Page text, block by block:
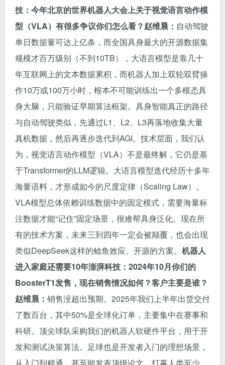
技：今年北京的世界机器人大会上关于视觉语言动作模
型（VLA）有很多争议你们怎么看？赵维晨： 自动驾驶
单日数据量可达上亿条，而全国具身最大的开源数据集
规模才百万级别（不到10TB），大语言模型是靠几十
年互联网上的文本数据累积，而机器人加上双轮双臂操
作10万或100万小时，根本不可能训练出一个多模态具
身大脑，只能验证早期算法框架。具身智能真正的路径
与自动驾驶类似，先通过L1、L2、L3再落地收集大量
真机数据，然后再逐步迭代到AGI。技术层面，我们认
为，视觉语言动作模型（VLA）不是最终解，它仍是基
于Transformer的LLM逻辑。大语言模型迭代经历十多年
海量语料，才形成如今的尺度定律（Scaling Law）。
VLA模型总体依赖训练数据中的固定模式，需要海量标
注数据才能“记住”固定场景，很难帮具身泛化。现在所
有的技术方案，未来三到四年一定会被颠覆，也会出现
类似DeepSeek这样的鲶鱼效应、开源的方案。 机器人
进入家庭还需要10年澎湃科技：2024年10月你们的
BoosterT1发售，现在销售情况如何？客户主要是谁？
赵维晨： 销售没超出预期。2025年我们上半年出货交付
了数百台，其中50%是全球化订单，主要集中在赛事和
科研。顶尖球队采购我们的机器人软硬件平台，用于开
发和测试决策算法。足球也是开发者入门的理想场景，
从入门到精通，甚至能发表顶级论文，打赢人类至少